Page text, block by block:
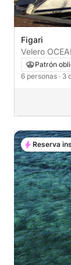
Figari
Velero
Patrón
6 personas · 3
Reserva